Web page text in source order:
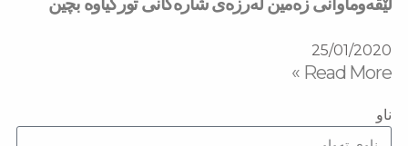
25/01/2020
Read More »
ناو